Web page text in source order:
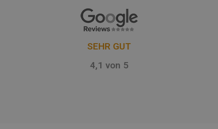
SEHR GUT
4,1 von 5